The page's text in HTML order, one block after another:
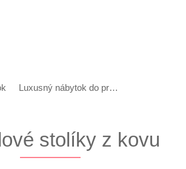
Luxusný nábytok do predsiene
stolíky z kovu